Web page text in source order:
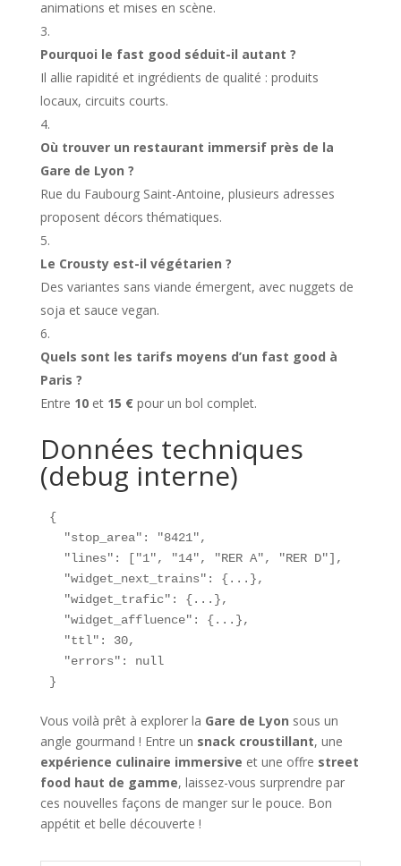
animations et mises en scène.
Pourquoi le fast good séduit-il autant ?
Il allie rapidité et ingrédients de qualité : produits
locaux, circuits courts.
Où trouver un restaurant immersif près de la
Gare de Lyon ?
Rue du Faubourg Saint-Antoine, plusieurs adresses
proposent décors thématiques.
Le Crousty est-il végétarien ?
Des variantes sans viande émergent, avec nuggets de
soja et sauce vegan.
Quels sont les tarifs moyens d’un fast good à
Paris ?
Entre 10et 15 €pour un bol complet.
Données techniques
(debug interne)
{
  "stop_area": "8421",
  "lines": ["1", "14", "RER A", "RER D"],
  "widget_next_trains": {...},
  "widget_trafic": {...},
  "widget_affluence": {...},
  "ttl": 30,
  "errors": null
}
Vous voilà prêt à explorer la Gare de Lyon sous un
angle gourmand ! Entre un snack croustillant, une
expérience culinaire immersive et une offre street
food haut de gamme, laissez-vous surprendre par
ces nouvelles façons de manger sur le pouce. Bon
appétit et belle découverte !